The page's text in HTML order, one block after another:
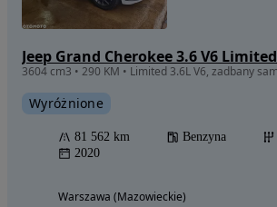
Jeep Grand Cherokee 3.6 V6 Limited
Wyróżnione
81 562 km Benzyna
2020
Warszawa (Mazowieckie)